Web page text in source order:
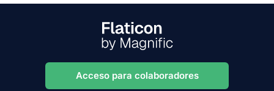
Acceso para colaboradores